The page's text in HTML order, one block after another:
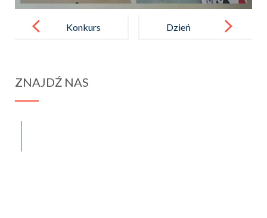
navigation
Konkurs
uczniów klas
Dzień
ZNAJDŹ NAS